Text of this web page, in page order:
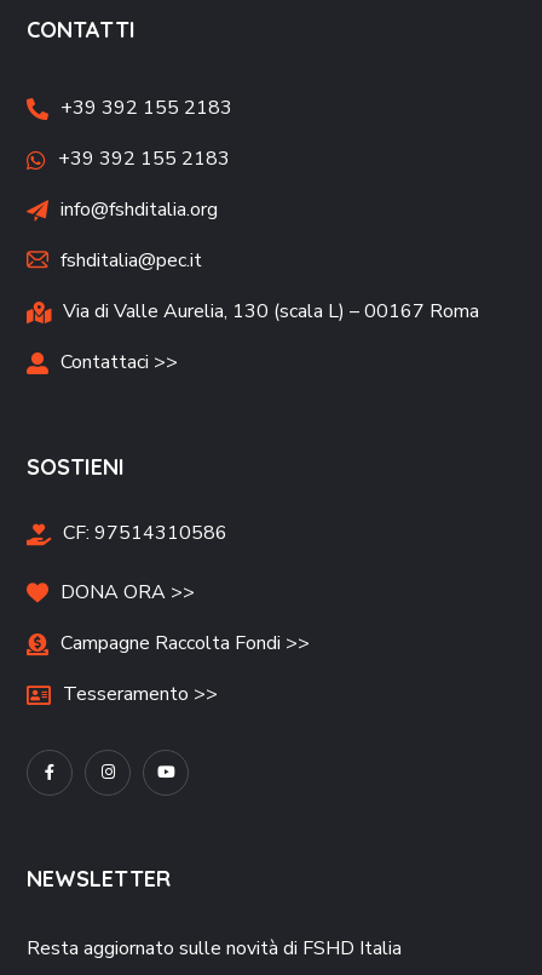
CONTATTI
+39 392 155 2183
+39 392 155 2183
info@fshditalia.org
fshditalia@pec.it
Via di Valle Aurelia, 130 (scala L) – 00167 Roma
Contattaci >>
SOSTIENI
CF:97514310586
DONA ORA >>
Campagne Raccolta Fondi >>
Tesseramento >>
NEWSLETTER
Resta aggiornato sulle novità di FSHD Italia